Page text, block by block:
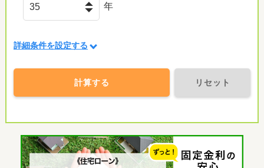
年
詳細条件を設定する
計算する リセット